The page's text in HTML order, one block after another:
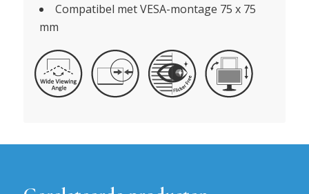
Compatibel met VESA-montage 75 x 75
mm